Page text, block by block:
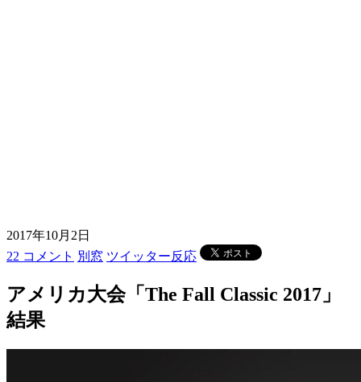
2017年10月2日
22 コメント 別窓 ツイッター反応
アメリカ大会「The Fall Classic 2017」
結果